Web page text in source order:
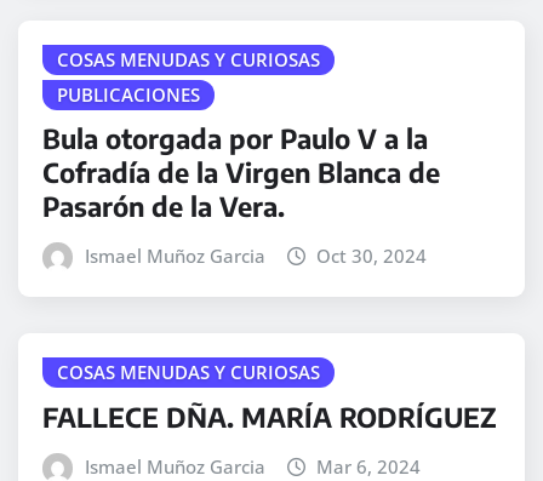
COSAS MENUDAS Y CURIOSAS
PUBLICACIONES
Bula otorgada por Paulo V a la
Cofradía de la Virgen Blanca de
Pasarón de la Vera.
Ismael Muñoz Garcia Oct 30, 2024
COSAS MENUDAS Y CURIOSAS
FALLECE DÑA. MARÍA RODRÍGUEZ
Ismael Muñoz Garcia Mar 6, 2024